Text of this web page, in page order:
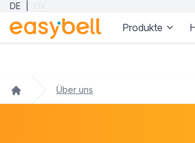
Zum Hauptinhalt springen
DE
Produkte
Über uns